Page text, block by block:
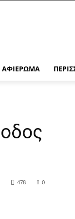
ΑΦΙΈΡΩΜΑ
0
478